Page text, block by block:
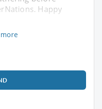
Happy